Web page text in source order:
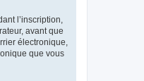
l’inscription,
avant que
électronique,
que vous